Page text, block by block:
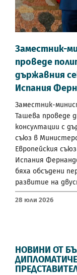
Заместник-
проведе
държавния
Испания
Заместник-
Ташева проведе
консултации с
съюз в
Европейския
Испания
бяха обсъдени
развитие на
28 Юли 2026
НОВИНИ ОТ